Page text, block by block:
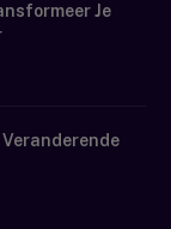
Je